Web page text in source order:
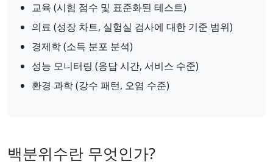
교육 (시험 점수 및 표준화된 테스트)
의료 (성장 차트, 실험실 검사에 대한 기준 범위)
경제학 (소득 분포 분석)
성능 모니터링 (응답 시간, 서비스 수준)
환경 과학 (강수 패턴, 오염 수준)
백분위수란 무엇인가?